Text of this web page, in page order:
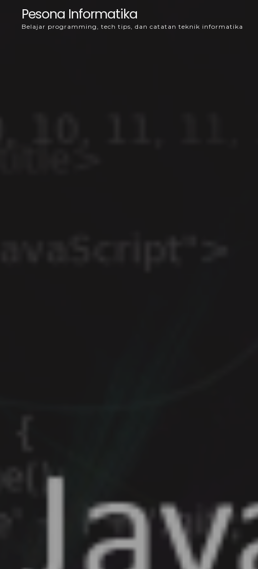
Pesona Informatika
Belajar programming, tech tips, dan catatan teknik informatika